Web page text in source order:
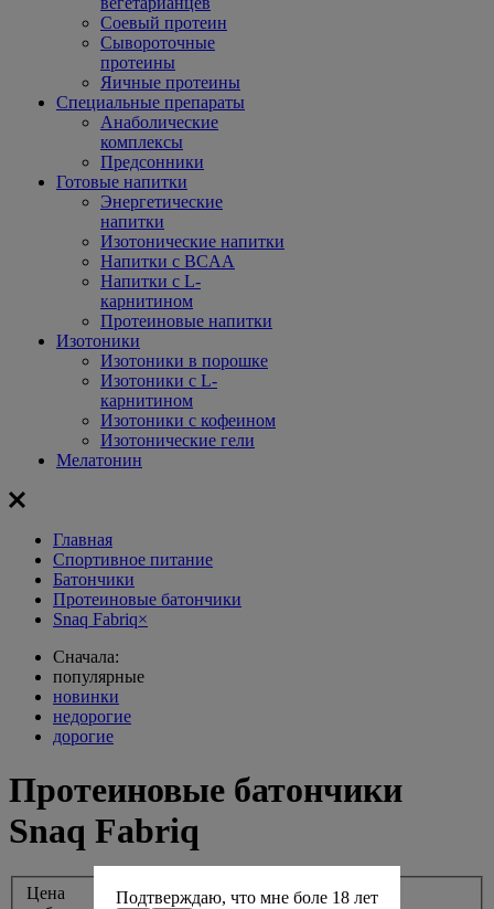
Соевый протеин
Сывороточные
протеины
Яичные протеины
Специальные препараты
Анаболические
комплексы
Предсонники
Готовые напитки
Энергетические
напитки
Изотонические напитки
Напитки с BCAA
Напитки с L-
карнитином
Протеиновые напитки
Изотоники
Изотоники в порошке
Изотоники с L-
карнитином
Изотоники с кофеином
Изотонические гели
Мелатонин
Главная
Спортивное питание
Батончики
Протеиновые батончики
Snaq Fabriq×
Сначала:
популярные
новинки
недорогие
дорогие
Протеиновые батончики
Snaq Fabriq
Цена
Подтверждаю, что мне боле 18 лет